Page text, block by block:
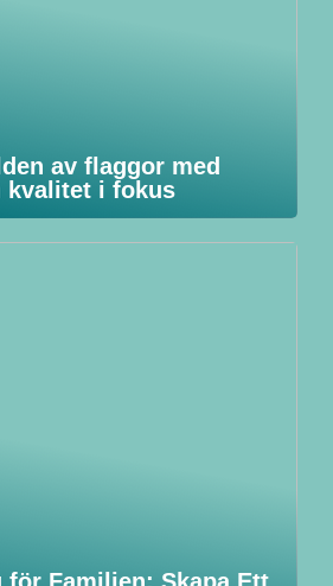
av flaggor med
kvalitet i fokus